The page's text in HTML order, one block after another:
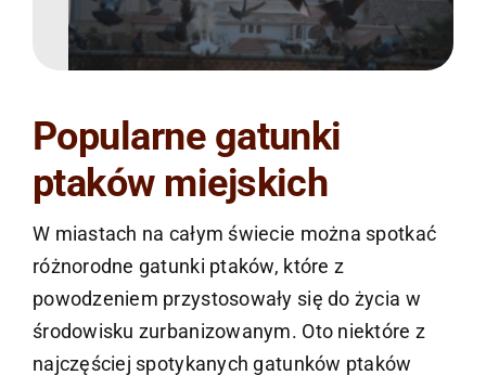
Popularne gatunki
ptaków miejskich
W miastach na całym świecie można spotkać
różnorodne gatunki ptaków, które z
powodzeniem przystosowały się do życia w
środowisku zurbanizowanym. Oto niektóre z
najczęściej spotykanych gatunków ptaków